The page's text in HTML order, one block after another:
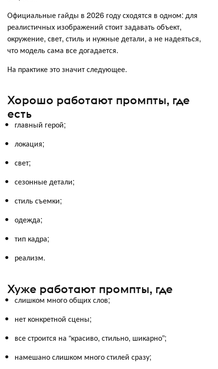
Официальные гайды в 2026 году сходятся в одном: для
реалистичных изображений стоит задавать объект,
окружение, свет, стиль и нужные детали, а не надеяться,
что модель сама все догадается.
На практике это значит следующее.
Хорошо работают промпты, где
есть
главный герой;
локация;
свет;
сезонные детали;
стиль съемки;
одежда;
тип кадра;
реализм.
Хуже работают промпты, где
слишком много общих слов;
нет конкретной сцены;
все строится на “красиво, стильно, шикарно”;
намешано слишком много стилей сразу;